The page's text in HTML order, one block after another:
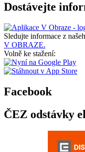
Dostávejte
Sledujte informace z
V OBRAZE.
Volně ke stažení:
Facebook
ČEZ odstávky